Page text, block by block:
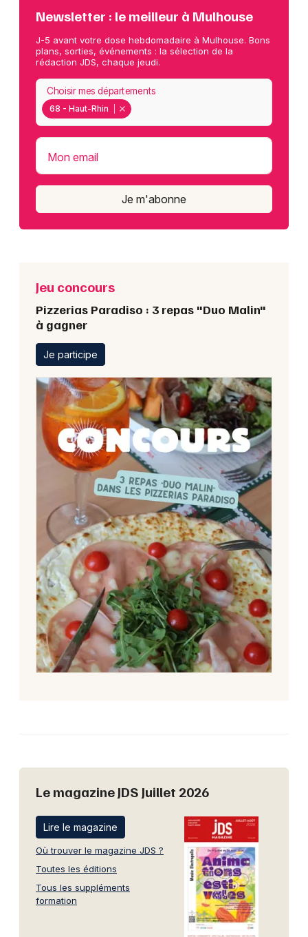
Newsletter : le meilleur à Mulhouse
J-5 avant votre dose hebdomadaire à Mulhouse. Bons
plans, sorties, événements : la sélection de la
rédaction JDS, chaque jeudi.
68 - Haut-Rhin
Choisir mes départements
Mon email
Je m'abonne
Jeu concours
Pizzerias Paradiso : 3 repas "Duo Malin"
à gagner
Je participe
Le magazine JDS Juillet 2026
Lire le magazine
Où trouver le magazine JDS ?
Toutes les éditions
Tous les suppléments
formation